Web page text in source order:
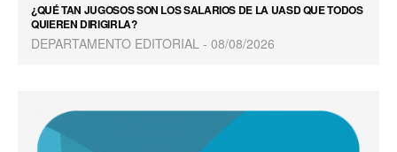
¿QUÉ TAN JUGOSOS SON LOS SALARIOS DE LA UASD QUE TODOS
QUIEREN DIRIGIRLA?
DEPARTAMENTO EDITORIAL 08/08/2026